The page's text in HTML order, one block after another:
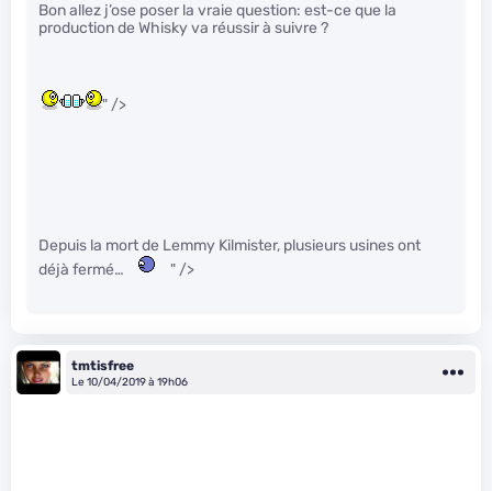
Bon allez j’ose poser la vraie question: est-ce que la
production de Whisky va réussir à suivre ?
" />
Depuis la mort de Lemmy Kilmister, plusieurs usines ont
déjà fermé…
" />
tmtisfree
Le 10/04/2019 à 19h06